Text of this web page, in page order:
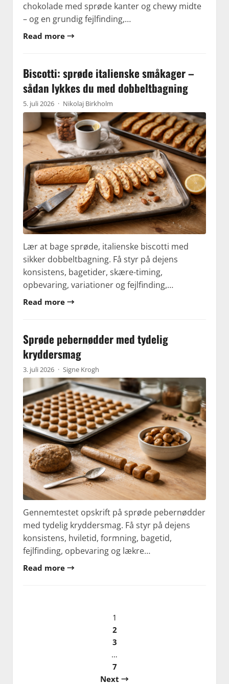
chokolade med sprøde kanter og chewy midte
– og en grundig fejlfinding,…
Read more →
Biscotti: sprøde italienske småkager –
sådan lykkes du med dobbeltbagning
5. juli 2026 · Nikolaj Birkholm
Lær at bage sprøde, italienske biscotti med
sikker dobbeltbagning. Få styr på dejens
konsistens, bagetider, skære-timing,
opbevaring, variationer og fejlfinding,…
Read more →
Sprøde pebernødder med tydelig
kryddersmag
3. juli 2026 · Signe Krogh
Gennemtestet opskrift på sprøde pebernødder
med tydelig kryddersmag. Få styr på dejens
konsistens, hviletid, formning, bagetid,
fejlfinding, opbevaring og lækre…
Read more →
Indlægsinddeling
1
2
3
…
7
Next →